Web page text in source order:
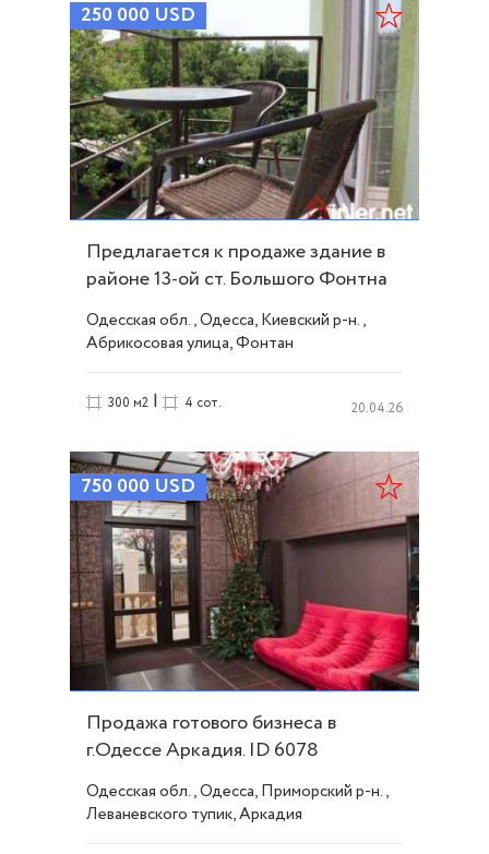
250 000 USD
Предлагается к продаже здание в
районе 13-ой ст. Большого Фонтна
ID 5933
Одесская обл., Одесса, Киевский р-н.,
Абрикосовая улица, Фонтан
300 м2 | 4 сот. 20.04.26
750 000 USD
Продажа готового бизнеса в
г.Одессе Аркадия. ID 6078
Одесская обл., Одесса, Приморский р-н.,
Леваневского тупик, Аркадия